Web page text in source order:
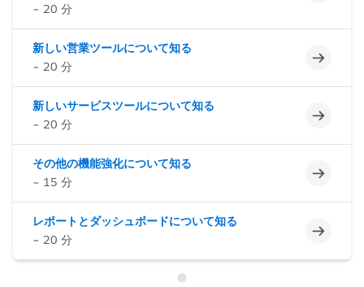
~ 20 分
新しい営業ツールについて知る
~ 20 分
未完了
新しいサービスツールについて知る
~ 20 分
未完了
その他の機能強化について知る
~ 15 分
未完了
レポートとダッシュボードについて知る
~ 20 分
未完了